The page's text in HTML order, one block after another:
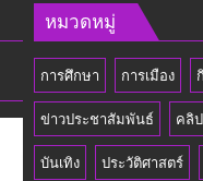
หมวดหมู่
การศึกษา การเมือง
ข่าวประชาสัมพันธ์ คลิป
บันเทิง ประวัติศาสตร์